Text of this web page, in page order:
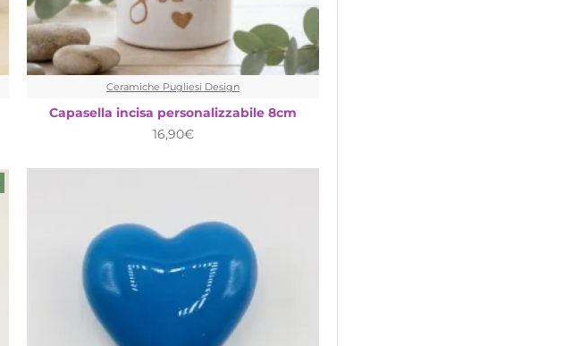
Ceramiche Pugliesi Design
Capasella incisa personalizzabile 8cm
16,90€